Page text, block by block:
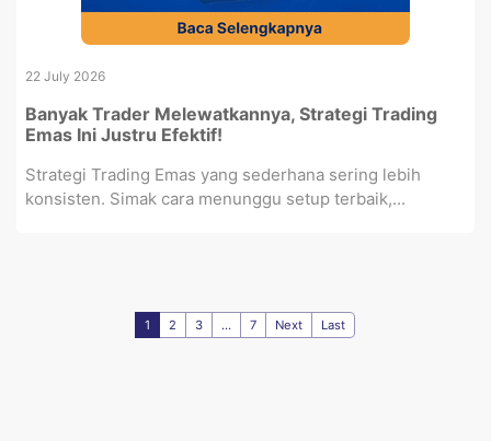
22 July 2026
Banyak Trader Melewatkannya, Strategi Trading
Emas Ini Justru Efektif!
Strategi Trading Emas yang sederhana sering lebih
konsisten. Simak cara menunggu setup terbaik,...
1 2 3 ... 7 Next Last